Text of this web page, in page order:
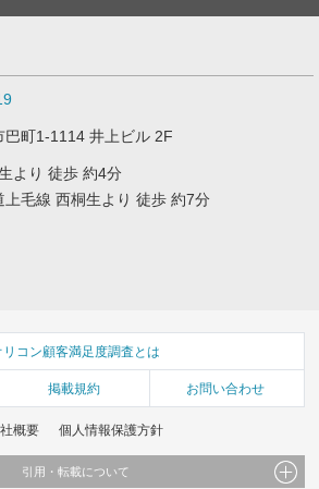
巴町1-1114 井上ビル 2F
より 徒歩 約4分
上毛線 西桐生より 徒歩 約7分
リコン顧客満足度調査とは
掲載規約 お問い合わせ
概要 個人情報保護方針
引用・転載について